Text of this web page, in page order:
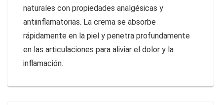
naturales con propiedades analgésicas y
antiinflamatorias. La crema se absorbe
rápidamente en la piel y penetra profundamente
en las articulaciones para aliviar el dolor y la
inflamación.